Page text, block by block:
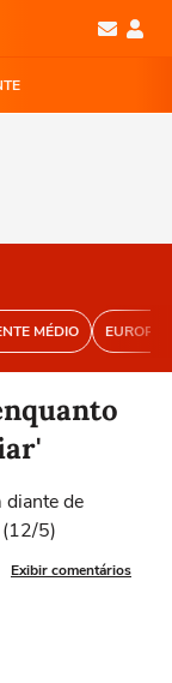
MÉDIO EUROPA
diante de
(12/5)
Exibir comentários